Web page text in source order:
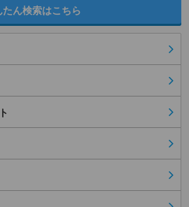
たん検索はこちら